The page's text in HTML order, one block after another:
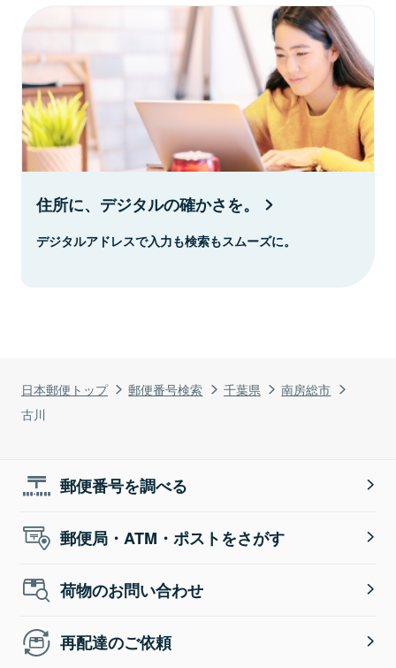
日本郵便トップ 郵便番号検索 千葉県
南房総市
古川
住所に、デジタルの確かさを。
デジタルアドレスで入力も検索もスムーズに。
郵便番号を調べる
郵便局・ATM・ポストをさがす
荷物のお問い合わせ
再配達のご依頼